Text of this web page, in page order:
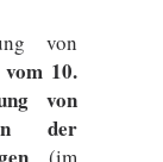
von
vom 10.
von
der